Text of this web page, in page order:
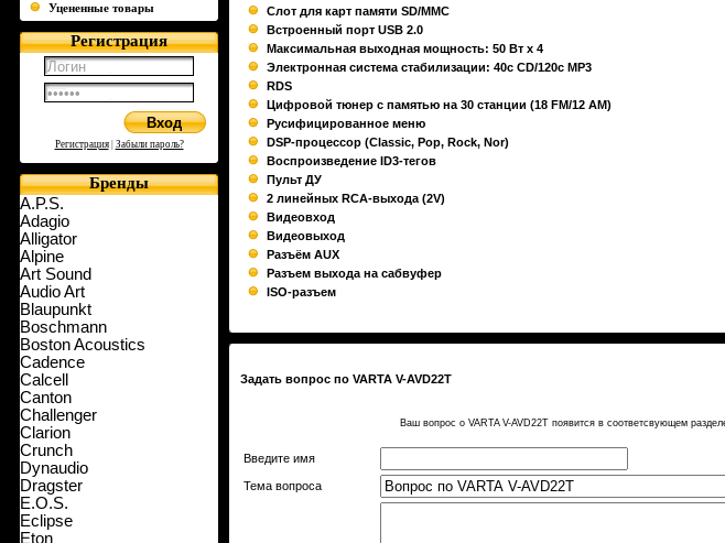
Уцененные товары
Регистрация
Регистрация| Забыли пароль?
Бренды
A.P.S.
Adagio
Alligator
Alpine
Art Sound
Audio Art
Blaupunkt
Boschmann
Boston Acoustics
Cadence
Calcell
Canton
Challenger
Clarion
Crunch
Dynaudio
Dragster
E.O.S.
Eclipse
Eton
Слот для карт памяти SD/MMC
Встроенный порт USB 2.0
Максимальная выходная мощность: 50 Вт х 4
Электронная система стабилизации: 40с CD/120c MP3
RDS
Цифровой тюнер с памятью на 30 станции (18 FM/12 AM)
Русифицированное меню
DSP-процессор (Classic, Pop, Rock, Nor)
Воспроизведение ID3-тегов
Пульт ДУ
2 линейных RCA-выхода (2V)
Видеовход
Видеовыход
Разъём AUX
Разъем выхода на сабвуфер
ISO-разъем
Задать вопрос по VARTA V-AVD22T
Ваш вопрос о VARTA V-AVD22T появится в соответсвующем
Введите имя
Тема вопроса